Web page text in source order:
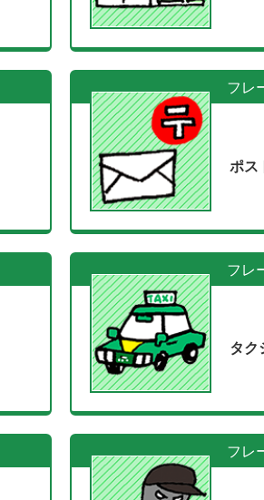
フレ
ポス
フレ
タク
フレ